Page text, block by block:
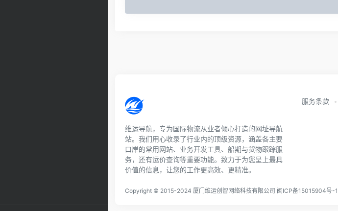
维运导航，专为国际物流从业者倾心打造的网址导航
站。我们用心收录了行业内的顶级资源，涵盖各主要
口岸的常用网站、业务开发工具、船期与货物跟踪服
务，还有运价查询等重要功能。致力于为您呈上最具
价值的信息，让您的工作更高效、更精准。
服务条款
Copyright © 2015-2024 厦门维运创智网络科技有限公司 闽ICP备15015904号-1